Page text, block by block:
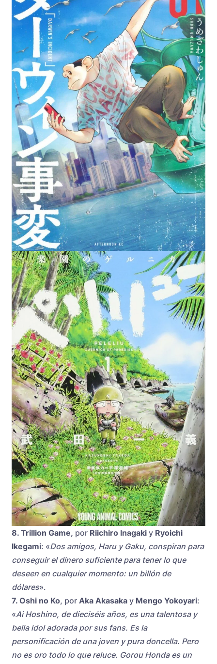
8. Trillion Game, por Riichiro Inagaki y Ryoichi
Ikegami: «Dos amigos, Haru y Gaku, conspiran para
conseguir el dinero suficiente para tener lo que
deseen en cualquier momento: un billón de
dólares».
7. Oshi no Ko, por Aka Akasaka y Mengo Yokoyari:
«Ai Hoshino, de dieciséis años, es una talentosa y
bella idol adorada por sus fans. Es la
personificación de una joven y pura doncella. Pero
no es oro todo lo que reluce. Gorou Honda es un